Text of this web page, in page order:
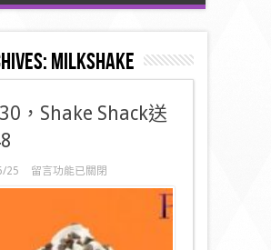
milkshake
，Shake Shack送
25
在
〈你
Shake
Shack
留言功能已關閉